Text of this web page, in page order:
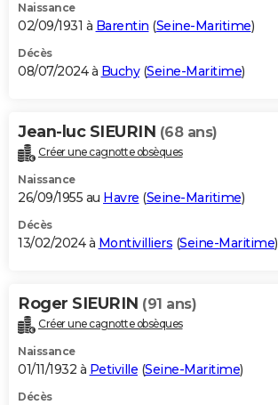
Naissance
02/09/1931 à Barentin (Seine-Maritime)
Décès
08/07/2024 à Buchy(Seine-Maritime)
Jean-luc SIEURIN (68 ans)
Créer une cagnotte obsèques
Naissance
26/09/1955 au Havre (Seine-Maritime)
Décès
13/02/2024 à Montivilliers (Seine-Maritime)
Roger SIEURIN (91 ans)
Créer une cagnotte obsèques
Naissance
01/11/1932 à Petiville (Seine-Maritime)
Décès